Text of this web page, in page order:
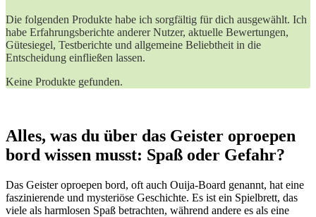
Die folgenden Produkte habe ich sorgfältig für dich ausgewählt. Ich
habe Erfahrungsberichte anderer Nutzer, aktuelle Bewertungen,
Gütesiegel, Testberichte und allgemeine Beliebtheit in die
Entscheidung einfließen lassen.
Keine Produkte gefunden.
Alles, was du über das Geister oproepen
bord wissen musst: Spaß oder Gefahr?
Das Geister oproepen bord, oft auch Ouija-Board genannt, hat eine
faszinierende und mysteriöse Geschichte. Es ist ein Spielbrett, das
viele als harmlosen Spaß betrachten, während andere es als eine